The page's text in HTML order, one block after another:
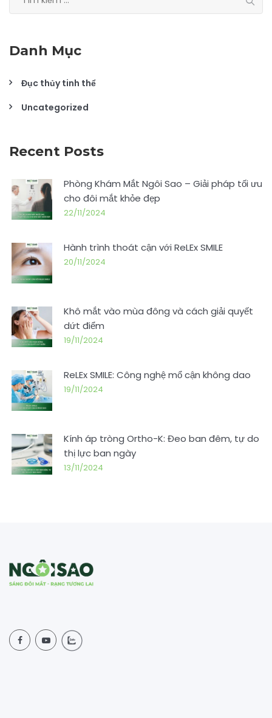
kiếm
Danh Mục
Đục thủy tinh thể
Uncategorized
Recent Posts
Phòng Khám Mắt Ngôi Sao – Giải pháp tối ưu
cho đôi mắt khỏe đẹp
22/11/2024
Hành trình thoát cận với ReLEx SMILE
20/11/2024
Khô mắt vào mùa đông và cách giải quyết
dứt điểm
19/11/2024
ReLEx SMILE: Công nghệ mổ cận không dao
19/11/2024
Kính áp tròng Ortho-K: Đeo ban đêm, tự do
thị lực ban ngày
13/11/2024